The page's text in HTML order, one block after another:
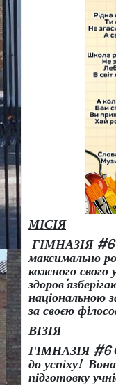
МІСІЯ
ГІМНАЗІЯ #6
максимально
кожного свого
здоров’
національною
за своєю
ВІЗІЯ
ГІМНАЗІЯ #6
до успіху! Вона
підготовку